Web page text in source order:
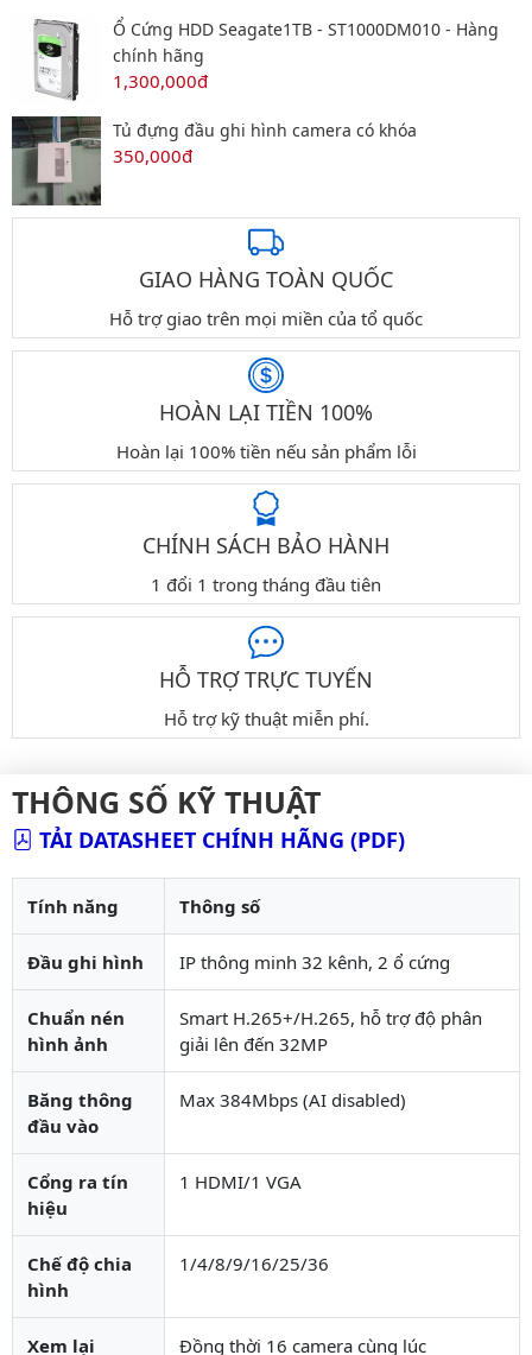
Ổ Cứng HDD Seagate1TB - ST1000DM010 - Hàng
chính hãng
1,300,000đ
Tủ đựng đầu ghi hình camera có khóa
350,000đ
GIAO HÀNG TOÀN QUỐC
Hỗ trợ giao trên mọi miền của tổ quốc
HOÀN LẠI TIỀN 100%
Hoàn lại 100% tiền nếu sản phẩm lỗi
CHÍNH SÁCH BẢO HÀNH
1 đổi 1 trong tháng đầu tiên
HỖ TRỢ TRỰC TUYẾN
Hỗ trợ kỹ thuật miễn phí.
THÔNG SỐ KỸ THUẬT
TẢI DATASHEET CHÍNH HÃNG (PDF)
Tính năng Thông số
Đầu ghi hình IP thông minh 32 kênh, 2 ổ cứng
Chuẩn nén
hình ảnh
Smart H.265+/H.265, hỗ trợ độ phân
giải lên đến 32MP
Băng thông
đầu vào
Max 384Mbps (AI disabled)
Cổng ra tín
hiệu
1 HDMI/1 VGA
Chế độ chia
hình
1/4/8/9/16/25/36
Xem lại Đồng thời 16 camera cùng lúc